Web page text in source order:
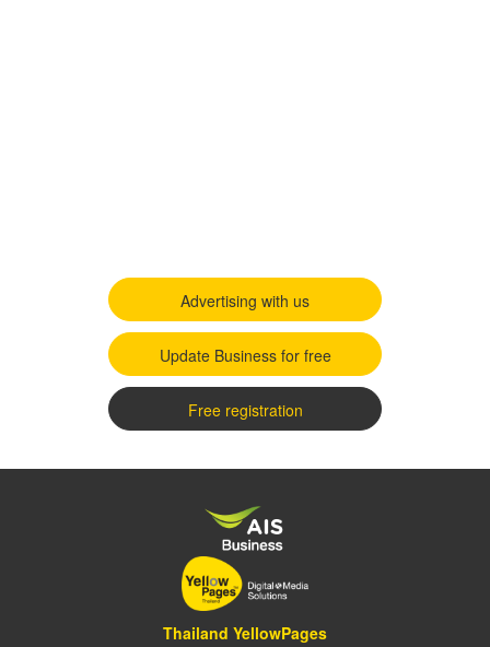
Advertising with us
Update Business for free
Free registration
Thailand YellowPages